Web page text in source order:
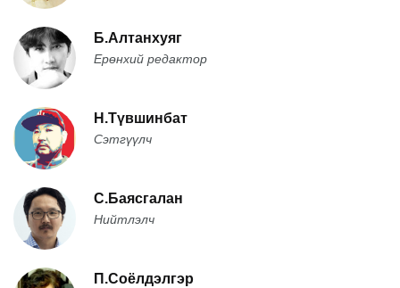
Б.Алтанхуяг
Ерөнхий редактор
Н.Түвшинбат
Сэтгүүлч
С.Баясгалан
Нийтлэлч
П.Соёлдэлгэр